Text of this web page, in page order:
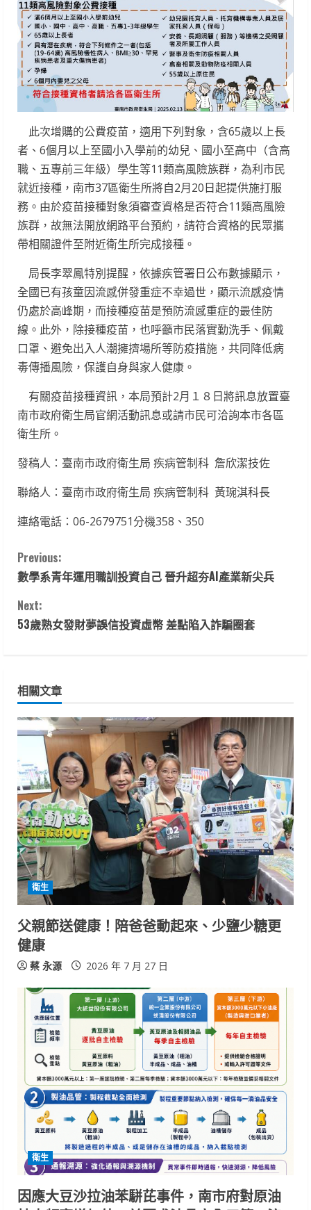
此次增購的公費疫苗，適用下列對象，含65歲以上長
者、6個月以上至國小入學前的幼兒、國小至高中（含高
職、五專前三年級）學生等11類高風險族群，為利市民
就近接種，南市37區衛生所將自2月20日起提供施打服
務。由於疫苗接種對象須審查資格是否符合11類高風險
族群，故無法開放網路平台預約，請符合資格的民眾攜
帶相關證件至附近衛生所完成接種。
局長李翠鳳特別提醒，依據疾管署日公布數據顯示，
全國已有孩童因流感併發重症不幸過世，顯示流感疫情
仍處於高峰期，而接種疫苗是預防流感重症的最佳防
線。此外，除接種疫苗，也呼籲市民落實勤洗手、佩戴
口罩、避免出入人潮擁擠場所等防疫措施，共同降低病
毒傳播風險，保護自身與家人健康。
有關疫苗接種資訊，本局預計2月１８日將訊息放置臺
南市政府衛生局官網活動訊息或請市民可洽詢本市各區
衛生所。
發稿人：臺南市政府衛生局 疾病管制科 詹欣潔技佐
聯絡人：臺南市政府衛生局 疾病管制科 黃琬淇科長
連絡電話：06-2679751分機358、350
C
o
n
i
n
u
e
R
e
a
d
i
n
g
Previous:
數學系青年運用職訓投資自己 晉升超夯AI產業新尖兵
Next:
53歲熟女發財夢誤信投資虛幣 差點陷入詐騙圈套
相關文章
衛生
父親節送健康！陪爸爸動起來、少鹽少糖更
健康
蔡 永源 2026 年 7 月 27 日
衛生
因應大豆沙拉油苯駢芘事件，南市府對原油